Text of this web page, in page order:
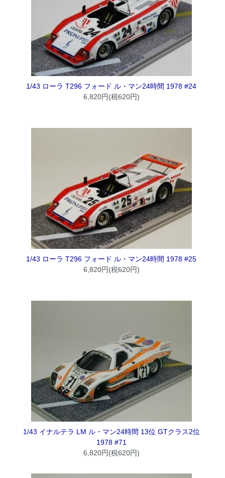
1/43 ローラ T296 フォード ル・マン24時間 1978 #24
6,820円(税620円)
1/43 ローラ T296 フォード ル・マン24時間 1978 #25
6,820円(税620円)
1/43 イナルテラ LM ル・マン24時間 13位 GTクラス2位
1978 #71
6,820円(税620円)